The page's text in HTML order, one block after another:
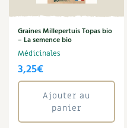
Gestion de l’eau
Décoration et petit bricolage
Santé et bien-être
Liste des pépiniéristes
Mieux consommer
Potiron
Prairie fleurie
Radis
Reine Marguerite
Rhubarbe
Roquette
Rose trémière
Rudbeckia
Sarrasin
Graines Millepertuis Topas bio
– La semence bio
Médicinales
3,25€
Ajouter au
panier